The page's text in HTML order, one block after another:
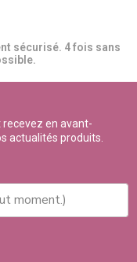
sécurisé. 4 fois sans
en avant-
actualités produits.